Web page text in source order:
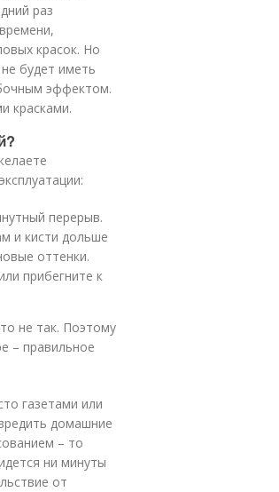
раз
красок. Но
будет иметь
эффектом.
красками.
перерыв.
и кисти дольше
оттенки.
прибегните к
не так. Поэтому
– правильное
газетами или
домашние
– то
ни минуты
от